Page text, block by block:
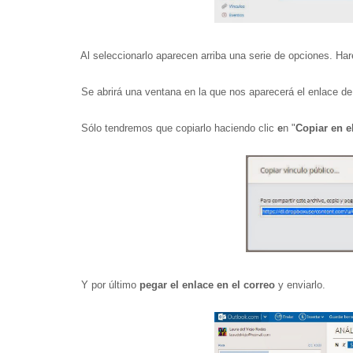
Al seleccionarlo aparecen arriba una serie de opciones.
Se abrirá una ventana en la que nos aparecerá el enlace
Sólo tendremos que copiarlo haciendo clic en "Copiar en
Y por último pegar el enlace en el correo y enviarlo.